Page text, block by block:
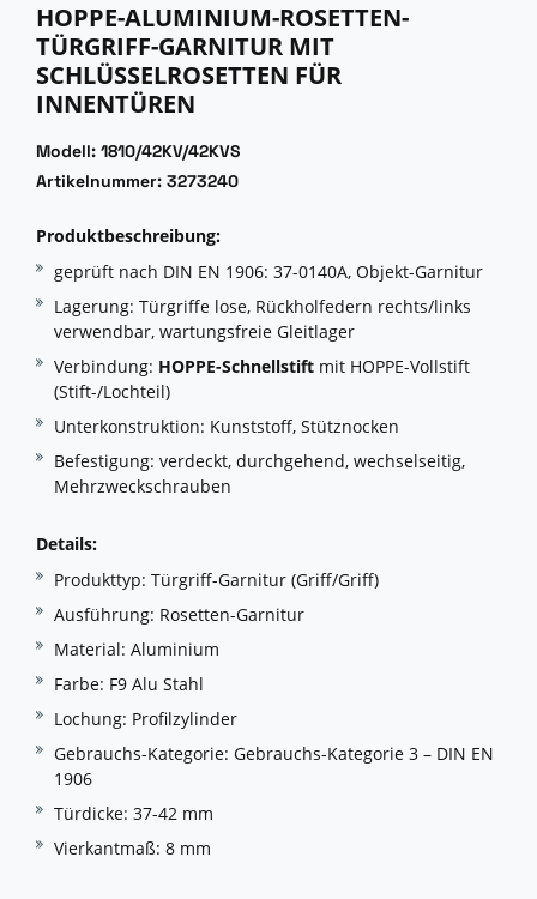
HOPPE-ALUMINIUM-ROSETTEN-
TÜRGRIFF-GARNITUR MIT
SCHLÜSSELROSETTEN FÜR
INNENTÜREN
Modell: 1810/42KV/42KVS
Artikelnummer: 3273240
Produktbeschreibung:
geprüft nach DIN EN 1906: 37-0140A, Objekt-Garnitur
Lagerung: Türgriffe lose, Rückholfedern rechts/links
verwendbar, wartungsfreie Gleitlager
Verbindung: HOPPE-Schnellstift mit HOPPE-Vollstift
(Stift-/Lochteil)
Unterkonstruktion: Kunststoff, Stütznocken
Befestigung: verdeckt, durchgehend, wechselseitig,
Mehrzweckschrauben
Details:
Produkttyp: Türgriff-Garnitur (Griff/Griff)
Ausführung: Rosetten-Garnitur
Material: Aluminium
Farbe: F9 Alu Stahl
Lochung: Profilzylinder
Gebrauchs-Kategorie: Gebrauchs-Kategorie 3 – DIN EN
1906
Türdicke: 37-42 mm
Vierkantmaß: 8 mm